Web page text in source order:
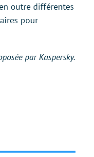
outre différentes
pour
par Kaspersky.